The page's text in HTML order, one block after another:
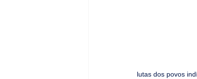
lutas dos povos